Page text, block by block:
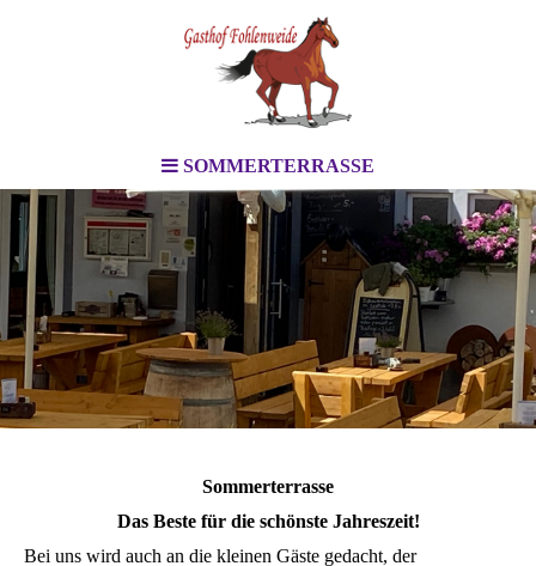
SOMMERTERRASSE
Sommerterrasse
Das Beste für die schönste Jahreszeit!
Bei uns wird auch an die kleinen Gäste gedacht, der